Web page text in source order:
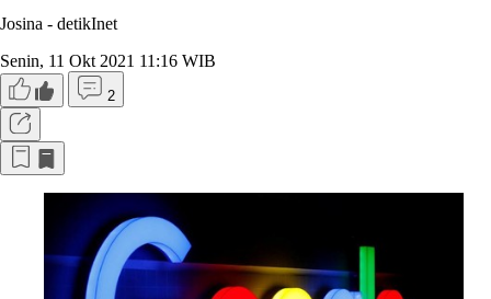
Josina - detikInet
Senin, 11 Okt 2021 11:16 WIB
2